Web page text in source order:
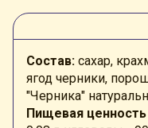
Состав: сахар,
ягод черники,
"Черника"
Пищевая ценность